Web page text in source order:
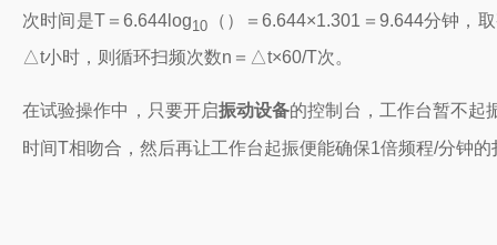
次时间是T＝6.644 log10 （ ）＝6.644×1.301 ＝ 9.644分钟，
△t小时，则循环扫频次数n ＝△t×60/T次。
在试验操作中，只要开启振动设备的控制台，工作台暂不起
时间T相吻合，然后再让工作台起振便能确保1倍频程/分钟的